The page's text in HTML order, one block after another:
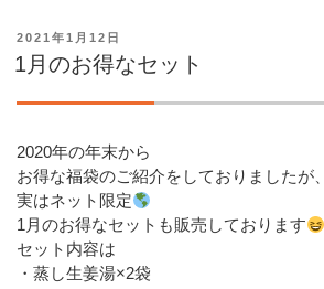
投
稿
日:
2021年1月12日
1月のお得なセット
2020年の年末から
お得な福袋のご紹介をしておりましたが、
実はネット限定
1月のお得なセットも販売しております
セット内容は
・蒸し生姜湯×2袋